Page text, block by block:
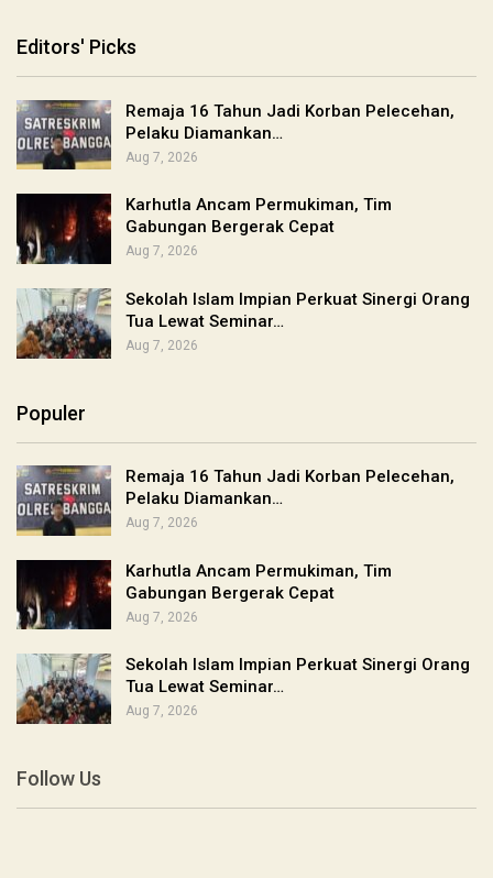
Editors' Picks
Remaja 16 Tahun Jadi Korban Pelecehan,
Pelaku Diamankan…
Aug 7, 2026
Karhutla Ancam Permukiman, Tim
Gabungan Bergerak Cepat
Aug 7, 2026
Sekolah Islam Impian Perkuat Sinergi Orang
Tua Lewat Seminar…
Aug 7, 2026
Populer
Remaja 16 Tahun Jadi Korban Pelecehan,
Pelaku Diamankan…
Aug 7, 2026
Karhutla Ancam Permukiman, Tim
Gabungan Bergerak Cepat
Aug 7, 2026
Sekolah Islam Impian Perkuat Sinergi Orang
Tua Lewat Seminar…
Aug 7, 2026
Follow Us